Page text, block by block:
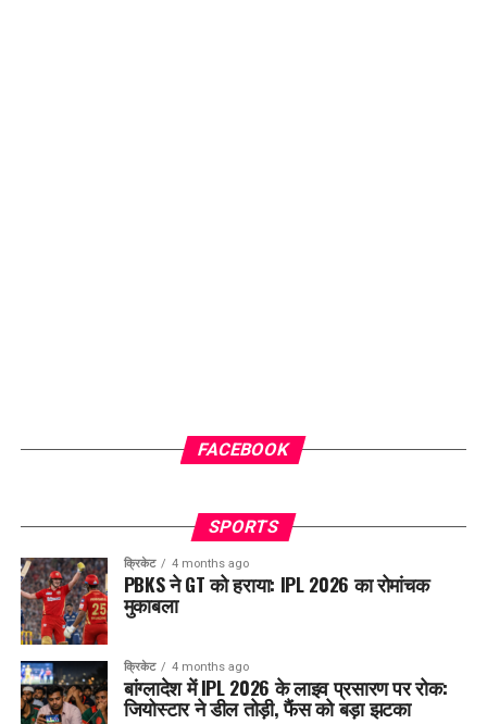
FACEBOOK
SPORTS
क्रिकेट 4 months ago
PBKS ने GT को हराया: IPL 2026 का रोमांचक
मुकाबला
क्रिकेट 4 months ago
बांग्लादेश में IPL 2026 के लाइव प्रसारण पर रोक:
जियोस्टार ने डील तोड़ी, फैंस को बड़ा झटका